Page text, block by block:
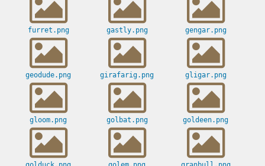
furret.png gastly.png gengar.png
geodude.png girafarig.png gligar.png
gloom.png golbat.png goldeen.png